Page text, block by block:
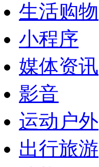
生活购物
小程序
媒体资讯
影音
运动户外
出行旅游